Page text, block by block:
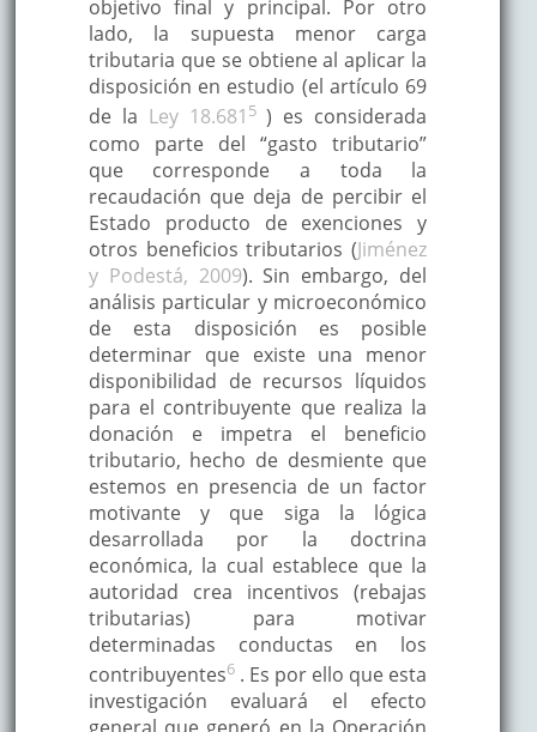
objetivo final y principal. Por otro
lado, la supuesta menor carga
tributaria que se obtiene al aplicar la
disposición en estudio (el artículo 69
de la Ley 18.681 5) es considerada
como parte del “gasto tributario”
que corresponde a toda la
recaudación que deja de percibir el
Estado producto de exenciones y
otros beneficios tributarios (Jiménez
y Podestá, 2009). Sin embargo, del
análisis particular y microeconómico
de esta disposición es posible
determinar que existe una menor
disponibilidad de recursos líquidos
para el contribuyente que realiza la
donación e impetra el beneficio
tributario, hecho de desmiente que
estemos en presencia de un factor
motivante y que siga la lógica
desarrollada por la doctrina
económica, la cual establece que la
autoridad crea incentivos (rebajas
tributarias) para motivar
determinadas conductas en los
contribuyentes6. Es por ello que esta
investigación evaluará el efecto